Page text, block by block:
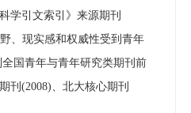
学引文索引》来源期刊
、现实感和权威性受到青年
国青年与青年研究类期刊前
刊(2008)、北大核心期刊